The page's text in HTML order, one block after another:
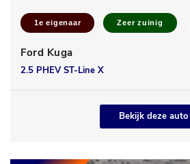
1e eigenaar Zeer zuinig
Ford Kuga
2.5 PHEV ST-Line X
Bekijk deze auto